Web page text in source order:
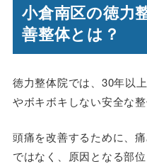
小倉南区の徳力
善整体とは？
徳力整体院では、30年以
やボキボキしない安全な整
頭痛を改善するために、
ではなく、原因となる部